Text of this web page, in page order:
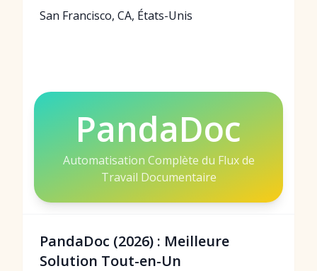
San Francisco, CA, États-Unis
PandaDoc
Automatisation Complète du Flux de
Travail Documentaire
PandaDoc (2026) : Meilleure
Solution Tout-en-Un